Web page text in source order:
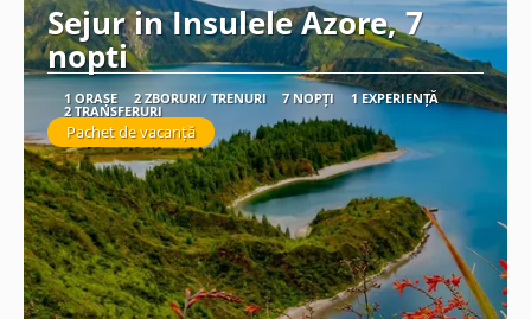
Sejur in Insulele Azore, 7
nopti
1 ORAȘE 2 ZBORURI/ TRENURI 7 NOPȚI 1 EXPERIENȚĂ
2 TRANSFERURI
Pachet de vacanță